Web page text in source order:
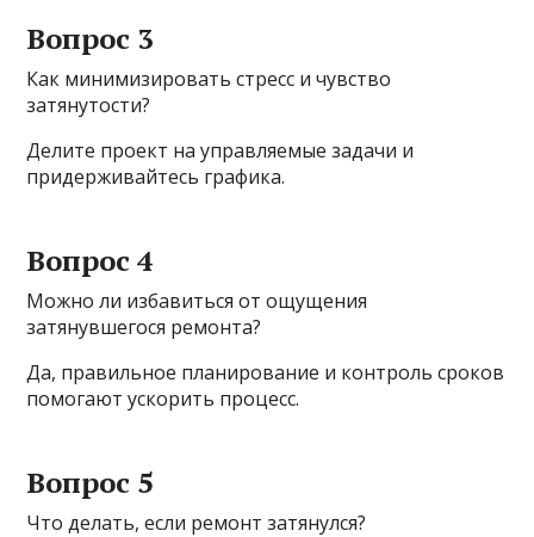
Вопрос 3
Как минимизировать стресс и чувство
затянутости?
Делите проект на управляемые задачи и
придерживайтесь графика.
Вопрос 4
Можно ли избавиться от ощущения
затянувшегося ремонта?
Да, правильное планирование и контроль сроков
помогают ускорить процесс.
Вопрос 5
Что делать, если ремонт затянулся?